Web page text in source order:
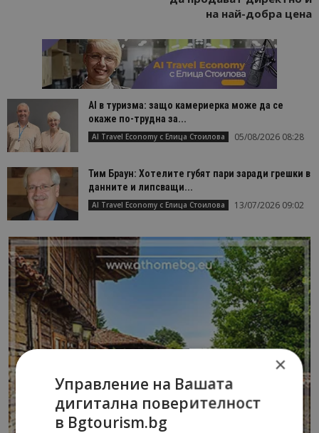
на най-добра цена
AI в туризма: защо камериерка може да се
окаже по-трудна за...
AI Travel Economy с Елица Стоилова 05/08/2026 08:28
Тим Браун: Хотелите губят пари заради грешки в
данните и липсващи...
AI Travel Economy с Елица Стоилова 13/07/2026 09:02
×
Управление на Вашата
дигитална поверителност
в Bgtourism.bg